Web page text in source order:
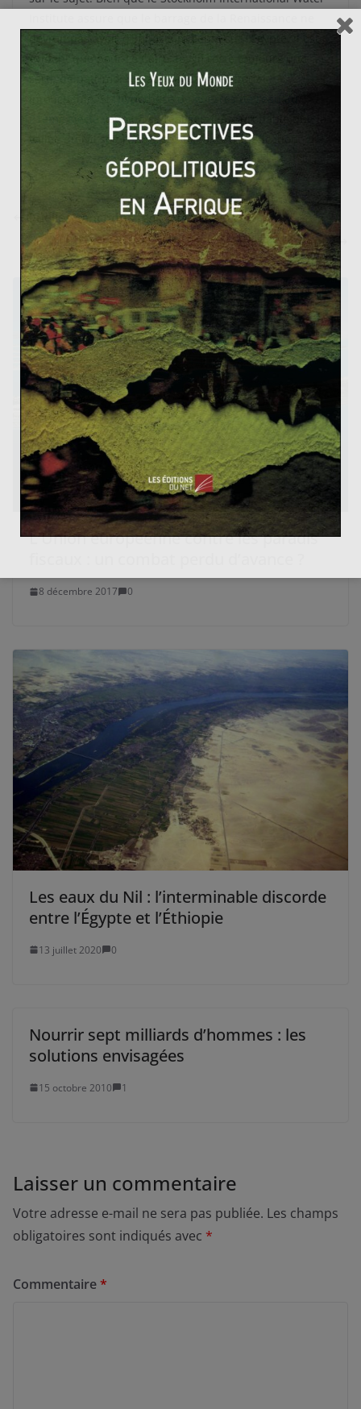
devrait pas avoir d’impacts majeurs sur l’Égypte, il est
évident que pour Le Caire, le Nil reste toujours une
sorte de patrimoine national extraterritorial
l’hypothèse de guerres de l’eau au
venait à se réaliser, il est probable que la
vallée du Nil soit l’un de ses terrains d’application.
Quelles sanctions face à la Russie ?
Dossier n°3 – Les BRICS : Qui ? Comment ?
L’Union européenne contre les paradis
8 décembre 2017 0
Les eaux du Nil : l’interminable discorde
entre l’Égypte et l’Éthiopie
13 juillet 2020 0
Nourrir sept milliards d’hommes : les
solutions envisagées
15 octobre 2010 1
Laisser un commentaire
Votre adresse e-mail ne sera pas publiée. Les champs
obligatoires sont indiqués avec *
Commentaire*